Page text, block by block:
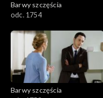
Barwy szczęścia
odc. 1754
Barwy szczęścia